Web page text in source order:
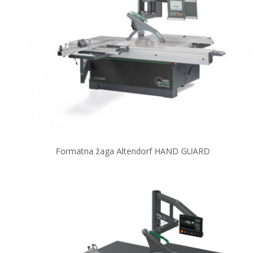
Formatna žaga Altendorf HAND GUARD